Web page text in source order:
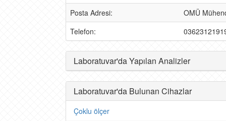
Posta Adresi:
OMÜ
Telefon:
Laboratuvar'da Yapılan Analizler
Laboratuvar'da Bulunan Cihazlar
Çoklu ölçer